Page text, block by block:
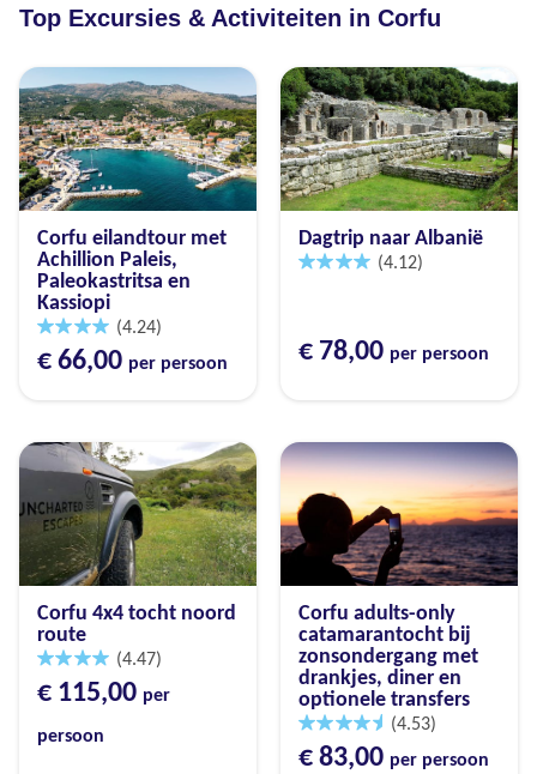
Top Excursies & Activiteiten in Corfu
Corfu eilandtour met
Achillion Paleis,
Paleokastritsa en
Kassiopi
(4.24)
€ 66,00 per persoon
Dagtrip naar Albanië
(4.12)
€ 78,00 per persoon
Corfu 4x4 tocht noord
route
(4.47)
€ 115,00 per
persoon
Corfu adults-only
catamarantocht bij
zonsondergang met
drankjes, diner en
optionele transfers
(4.53)
€ 83,00 per persoon